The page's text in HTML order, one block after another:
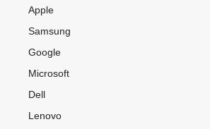
Apple
Samsung
Google
Microsoft
Dell
Lenovo